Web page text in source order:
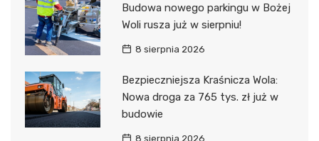
Budowa nowego parkingu w Bożej
Woli rusza już w sierpniu!
8 sierpnia 2026
Bezpieczniejsza Kraśnicza Wola:
Nowa droga za 765 tys. zł już w
budowie
8 sierpnia 2026